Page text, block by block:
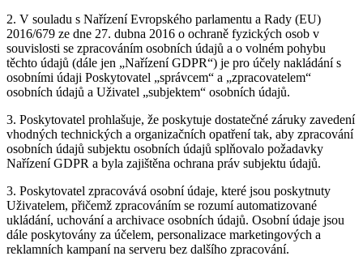
2. V souladu s Nařízení Evropského parlamentu a Rady (EU)
2016/679 ze dne 27. dubna 2016 o ochraně fyzických osob v
souvislosti se zpracováním osobních údajů a o volném pohybu
těchto údajů (dále jen „Nařízení GDPR“) je pro účely nakládání s
osobními údaji Poskytovatel „správcem“ a „zpracovatelem“
osobních údajů a Uživatel „subjektem“ osobních údajů.
3. Poskytovatel prohlašuje, že poskytuje dostatečné záruky zavedení
vhodných technických a organizačních opatření tak, aby zpracování
osobních údajů subjektu osobních údajů splňovalo požadavky
Nařízení GDPR a byla zajištěna ochrana práv subjektu údajů.
3. Poskytovatel zpracovává osobní údaje, které jsou poskytnuty
Uživatelem, přičemž zpracováním se rozumí automatizované
ukládání, uchování a archivace osobních údajů. Osobní údaje jsou
dále poskytovány za účelem, personalizace marketingových a
reklamních kampaní na serveru bez dalšího zpracování.